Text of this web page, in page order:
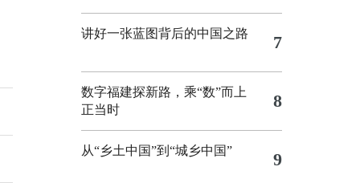
讲好一张蓝图背后的中国之路 7
数字福建探新路，乘“数”而上
正当时
8
从“乡土中国”到“城乡中国” 9